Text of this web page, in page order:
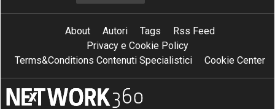
About Autori Tags
Rss Feed
Privacy e Cookie Policy
Terms&Conditions Contenuti Specialistici
Cookie Center